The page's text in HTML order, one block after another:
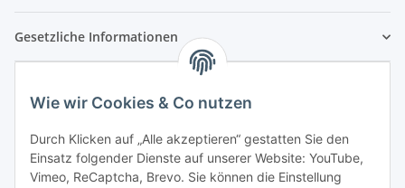
Wie wir Cookies & Co nutzen
Durch Klicken auf „Alle akzeptieren“ gestatten Sie den
Einsatz folgender Dienste auf unserer Website: YouTube,
Vimeo, ReCaptcha, Brevo. Sie können die Einstellung
Gesetzliche Informationen